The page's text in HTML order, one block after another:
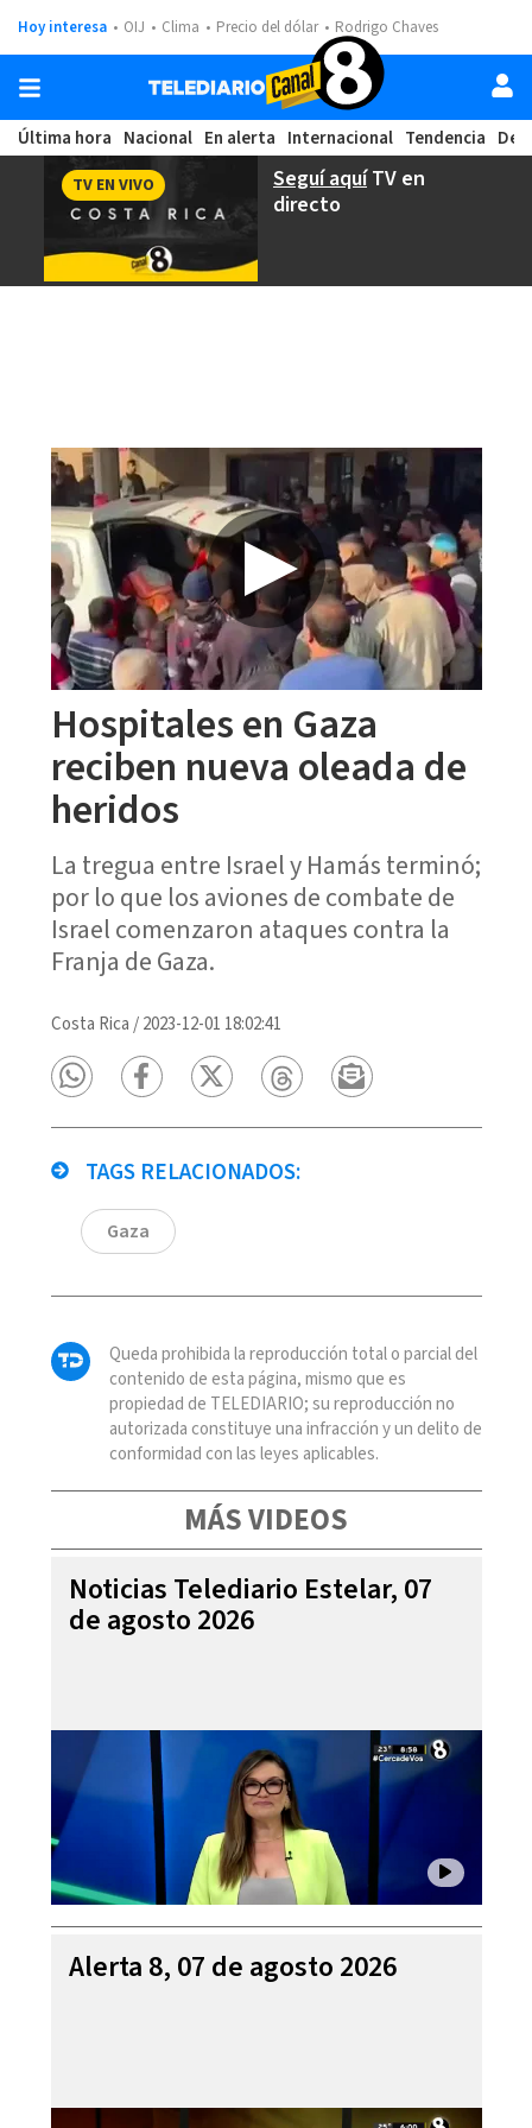
Hoy interesa OIJ Clima Precio del dólar Rodrigo Chaves
Última hora Nacional En alerta Internacional Tendencia
Seguí aquíTV en
directo
TV EN VIVO
Hospitales en Gaza
reciben nueva oleada de
heridos
La tregua entre Israel y Hamás terminó;
por lo que los aviones de combate de
Israel comenzaron ataques contra la
Franja de Gaza.
Costa Rica /2023-12-01 18:02:41
TAGS RELACIONADOS:
Gaza
Queda prohibida la reproducción total o parcial del
contenido de esta página, mismo que es
propiedad de TELEDIARIO; su reproducción no
autorizada constituye una infracción y un delito de
conformidad con las leyes aplicables.
MÁS VIDEOS
Noticias Telediario Estelar, 07
de agosto 2026
Alerta 8, 07 de agosto 2026